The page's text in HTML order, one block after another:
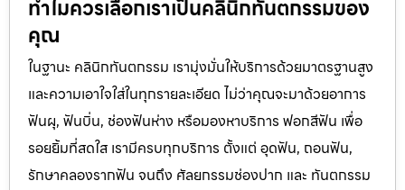
ทำไมควรเลือกเราเป็นคลินิกทันตกรรมของ
คุณ
ในฐานะ คลินิกทันตกรรม เรามุ่งมั่นให้บริการด้วยมาตรฐานสูง
และความเอาใจใส่ในทุกรายละเอียด ไม่ว่าคุณจะมาด้วยอาการ
ฟันผุ, ฟันบิ่น, ช่องฟันห่าง หรือมองหาบริการ ฟอกสีฟัน เพื่อ
รอยยิ้มที่สดใส เรามีครบทุกบริการ ตั้งแต่ อุดฟัน, ถอนฟัน,
รักษาคลองรากฟัน จนถึง ศัลยกรรมช่องปาก และ ทันตกรรม